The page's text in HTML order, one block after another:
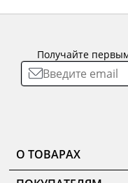
Получайте
О ТОВАРАХ
ТОВАРЫ